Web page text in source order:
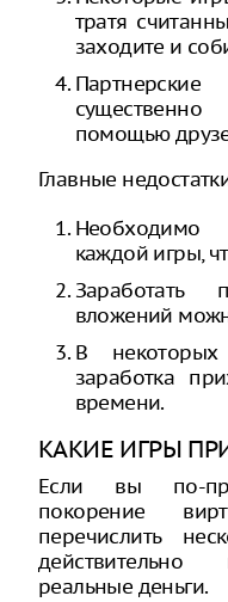
тратя
заходите и
помощью
Главные
Необходимо
каждой игры,
Заработать
вложений
В
заработка
времени.
КАКИЕ ИГРЫ
Если вы по-
покорение
перечислить
действительно
реальные деньги.